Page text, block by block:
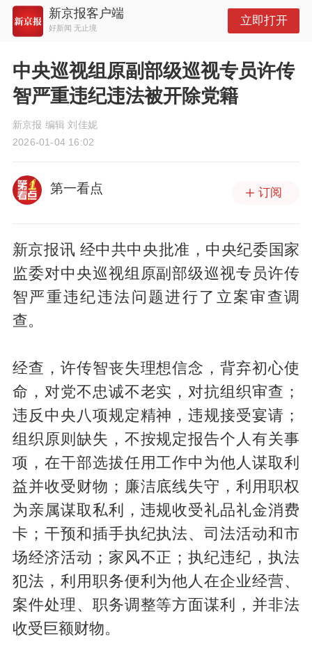
新京报客户端
好新闻 无止境
立即打开
中央巡视组原副部级巡视专员许传
智严重违纪违法被开除党籍
新京报 编辑 刘佳妮
2026-01-04 16:02
第一看点 订阅
新京报讯 经中共中央批准，中央纪委国家
监委对中央巡视组原副部级巡视专员许传
智严重违纪违法问题进行了立案审查调
查。
经查，许传智丧失理想信念，背弃初心使
命，对党不忠诚不老实，对抗组织审查；
违反中央八项规定精神，违规接受宴请；
组织原则缺失，不按规定报告个人有关事
项，在干部选拔任用工作中为他人谋取利
益并收受财物；廉洁底线失守，利用职权
为亲属谋取私利，违规收受礼品礼金消费
卡；干预和插手执纪执法、司法活动和市
场经济活动；家风不正；执纪违纪，执法
犯法，利用职务便利为他人在企业经营、
案件处理、职务调整等方面谋利，并非法
收受巨额财物。